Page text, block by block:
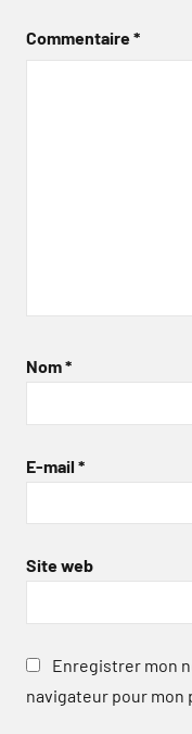
Commentaire*
Nom*
E-mail *
Site web
Enregistrer mon
navigateur pour mon